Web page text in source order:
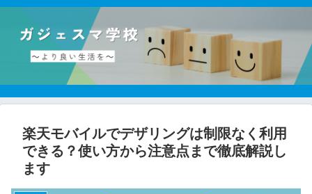
楽天モバイルでデザリングは制限なく利用
できる？使い方から注意点まで徹底解説し
ます